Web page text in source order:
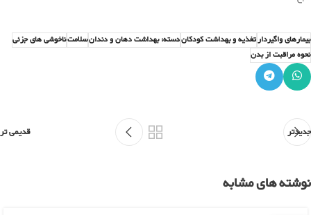
بیمارهای واگیردارتغذیه و بهداشت کودکاندسته: بهداشت دهان و دندانسلامتناخوشی های جزئی
نحوه مراقبت از بدن
جدیدتر قدیمی تر
نوشته های مشابه